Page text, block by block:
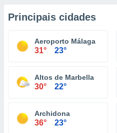
Principais cidades
Aeroporto Málaga
31° 23°
Altos de Marbella
30° 22°
Archidona
36° 23°